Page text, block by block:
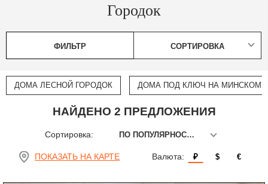
Городок
ФИЛЬТР СОРТИРОВКА
ДОМА ЛЕСНОЙ ГОРОДОК ДОМА ПОД КЛЮЧ НА МИНСКОМ
НАЙДЕНО 2 ПРЕДЛОЖЕНИЯ
Сортировка: ПО ПОПУЛЯРНОСТИ
ПОКАЗАТЬ НА КАРТЕ Валюта: ₽ $ €